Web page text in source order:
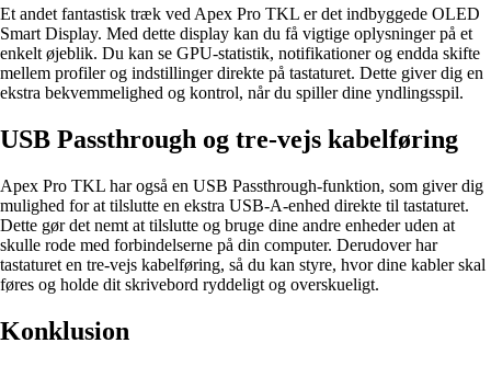
Et andet fantastisk træk ved Apex Pro TKL er det indbyggede OLED
Smart Display. Med dette display kan du få vigtige oplysninger på et
enkelt øjeblik. Du kan se GPU-statistik, notifikationer og endda skifte
mellem profiler og indstillinger direkte på tastaturet. Dette giver dig en
ekstra bekvemmelighed og kontrol, når du spiller dine yndlingsspil.
USB Passthrough og tre-vejs kabelføring
Apex Pro TKL har også en USB Passthrough-funktion, som giver dig
mulighed for at tilslutte en ekstra USB-A-enhed direkte til tastaturet.
Dette gør det nemt at tilslutte og bruge dine andre enheder uden at
skulle rode med forbindelserne på din computer. Derudover har
tastaturet en tre-vejs kabelføring, så du kan styre, hvor dine kabler skal
føres og holde dit skrivebord ryddeligt og overskueligt.
Konklusion